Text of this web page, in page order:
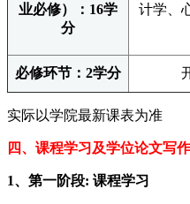
业必修）：16学
分
计学、
必修环节：2学分
实际以学院最新课表为准
四、课程学习及学位论文写
1、第一阶段: 课程学习